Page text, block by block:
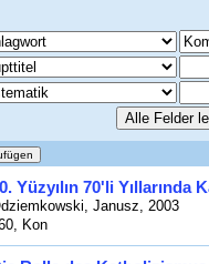
Yüzyılın 70'li
Janusz, 2003
Kon